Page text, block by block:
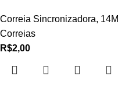
Correia Sincronizadora, 14M
Correias
R$2,00